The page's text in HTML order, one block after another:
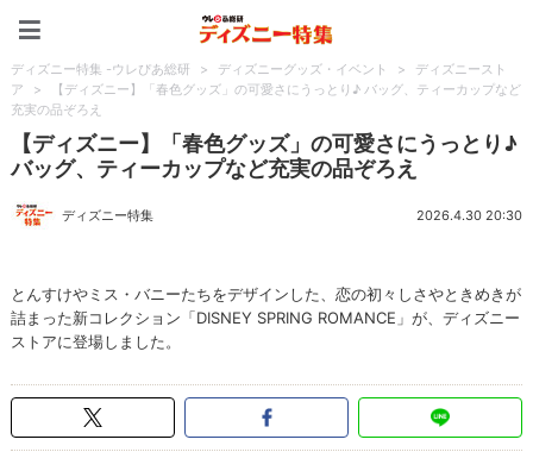
ディズニー特集 -ウレぴあ総研 > ディズニーグッズ・イベント >
ディズニースト
ア
>
【ディズニー】「春色グッズ」の可愛さにうっとり♪ バッグ、ティーカップなど
充実の品ぞろえ
【ディズニー】「春色グッズ」の可愛さにうっとり♪
バッグ、ティーカップなど充実の品ぞろえ
ディズニー特集 2026.4.30 20:30
とんすけやミス・バニーたちをデザインした、恋の初々しさやときめきが
詰まった新コレクション「DISNEY SPRING ROMANCE」が、ディズニー
ストアに登場しました。